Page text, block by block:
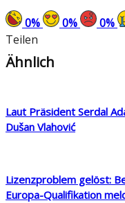
0% 0% 0%
Teilen
Ähnlich
Laut Präsident Serdal
Dušan Vlahović
Lizenzproblem gelöst:
Europa-Qualifikation